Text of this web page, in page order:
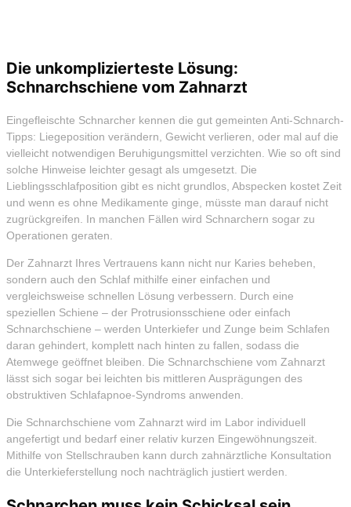
Die unkomplizierteste Lösung:
Schnarchschiene vom Zahnarzt
Eingefleischte Schnarcher kennen die gut gemeinten Anti-Schnarch-
Tipps: Liegeposition verändern, Gewicht verlieren, oder mal auf die
vielleicht notwendigen Beruhigungsmittel verzichten. Wie so oft sind
solche Hinweise leichter gesagt als umgesetzt. Die
Lieblingsschlafposition gibt es nicht grundlos, Abspecken kostet Zeit
und wenn es ohne Medikamente ginge, müsste man darauf nicht
zugrückgreifen. In manchen Fällen wird Schnarchern sogar zu
Operationen geraten.
Der Zahnarzt Ihres Vertrauens kann nicht nur Karies beheben,
sondern auch den Schlaf mithilfe einer einfachen und
vergleichsweise schnellen Lösung verbessern. Durch eine
speziellen Schiene – der Protrusionsschiene oder einfach
Schnarchschiene – werden Unterkiefer und Zunge beim Schlafen
daran gehindert, komplett nach hinten zu fallen, sodass die
Atemwege geöffnet bleiben. Die Schnarchschiene vom Zahnarzt
lässt sich sogar bei leichten bis mittleren Ausprägungen des
obstruktiven Schlafapnoe-Syndroms anwenden.
Die Schnarchschiene vom Zahnarzt wird im Labor individuell
angefertigt und bedarf einer relativ kurzen Eingewöhnungszeit.
Mithilfe von Stellschrauben kann durch zahnärztliche Konsultation
die Unterkieferstellung noch nachträglich justiert werden.